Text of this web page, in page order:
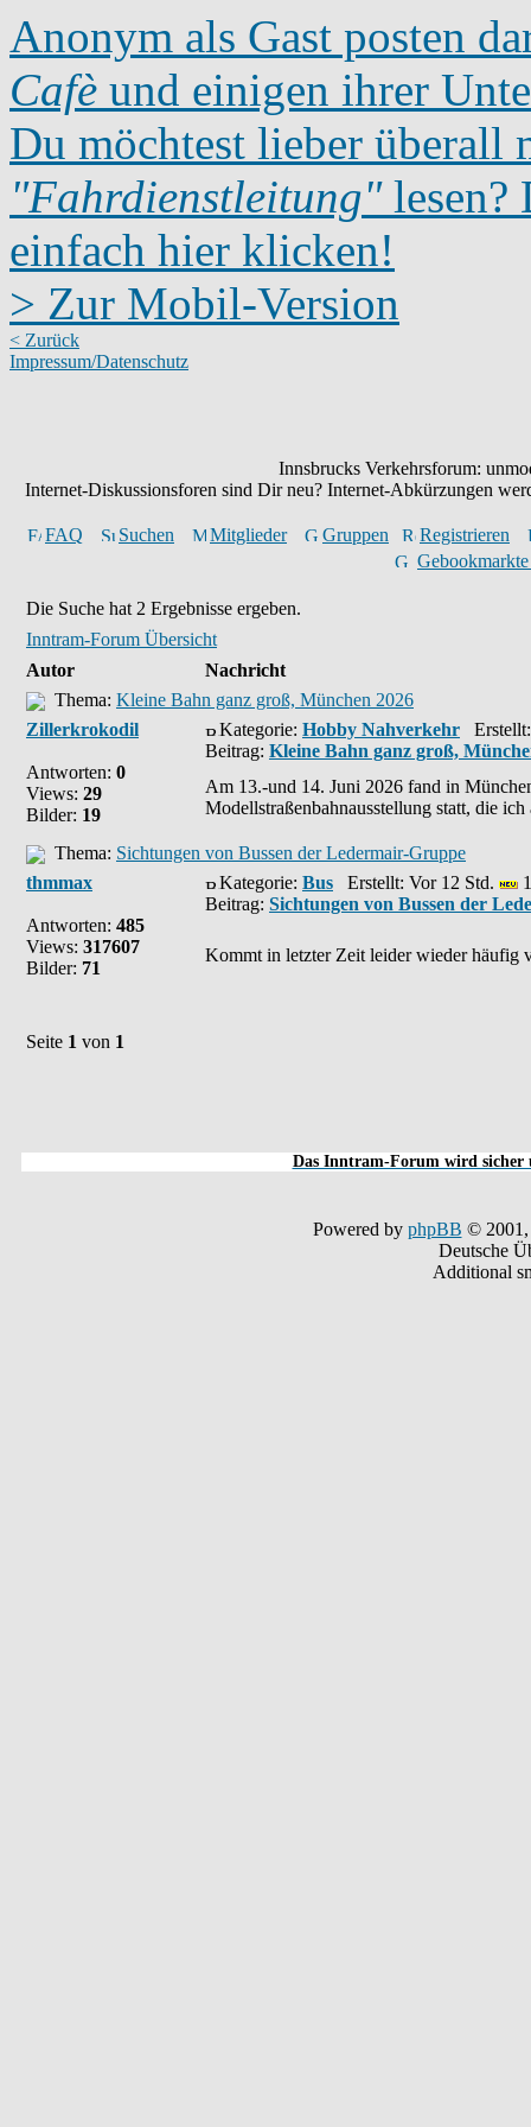
Anonym als Gast posten
Cafè und einigen ihrer
Du möchtest lieber überall
"Fahrdienstleitung"lesen?
einfach hier klicken!
> Zur Mobil-Version
< Zurück
Impressum/Datenschutz
Innsbrucks Verkehrsforum:
Internet-Diskussionsforen sind Dir neu? Internet-Abkürzungen
FAQ Suchen Mitglieder Gruppen
Registrieren
Die Suche hat 2 Ergebnisse ergeben.
Inntram-Forum Übersicht
Autor
Nachricht
Thema: Kleine Bahn ganz groß, München 2026
Zillerkrokodil
Antworten: 0
Views: 29
Bilder: 19
Kategorie: Hobby Nahverkehr
Beitrag: Kleine Bahn ganz groß,
Am 13.-und 14. Juni 2026 fand in
Modellstraßenbahnausstellung statt, die
Thema: Sichtungen von Bussen der Ledermair-Gruppe
thmmax
Antworten: 485
Views: 317607
Bilder: 71
Kategorie: Bus Erstellt: Vor 12 Std.
Beitrag: Sichtungen von Bussen der
Kommt in letzter Zeit leider wieder häufig
Seite 1 von 1
Das Inntram-Forum wird sicher
Powered by phpBB © 2001,
Deutsche
Additional